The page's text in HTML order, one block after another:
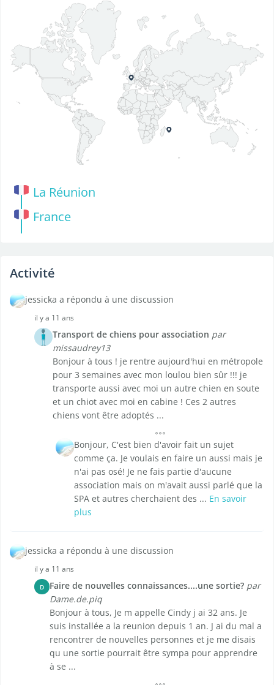
La Réunion
France
Activité
jessicka a répondu à une discussion
il y a 11 ans
Transport de chiens pour association par
missaudrey13
Bonjour à tous ! je rentre aujourd'hui en métropole
pour 3 semaines avec mon loulou bien sûr !!! je
transporte aussi avec moi un autre chien en soute
et un chiot avec moi en cabine ! Ces 2 autres
chiens vont être adoptés ...
Bonjour, C'est bien d'avoir fait un sujet
comme ça. Je voulais en faire un aussi mais je
n'ai pas osé! Je ne fais partie d'aucune
association mais on m'avait aussi parlé que la
SPA et autres cherchaient des ... En savoir
plus
jessicka a répondu à une discussion
il y a 11 ans
D Faire de nouvelles connaissances....une sortie? par
Dame.de.piq
Bonjour à tous, Je m appelle Cindy j ai 32 ans. Je
suis installée a la reunion depuis 1 an. J ai du mal a
rencontrer de nouvelles personnes et je me disais
qu une sortie pourrait être sympa pour apprendre
à se ...